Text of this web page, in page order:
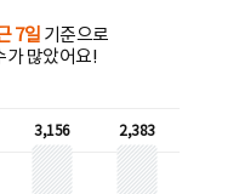
7일 기준으로
가 많았어요!
3,156 2,383